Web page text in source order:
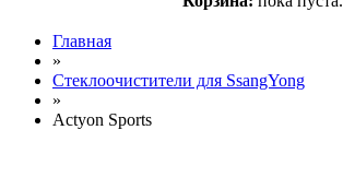
Главная
»
Стеклоочистители для SsangYong
»
Actyon Sports